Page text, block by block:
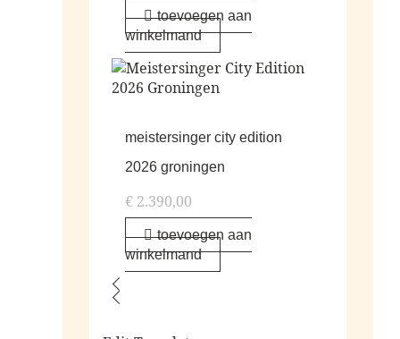
toevoegen aan
winkelmand
meistersinger city edition
2026 groningen
€ 2.390,00
toevoegen aan
winkelmand